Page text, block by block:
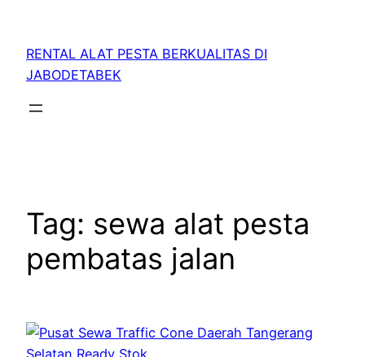
RENTAL ALAT PESTA BERKUALITAS DI
JABODETABEK
Tag: sewa alat pesta
pembatas jalan